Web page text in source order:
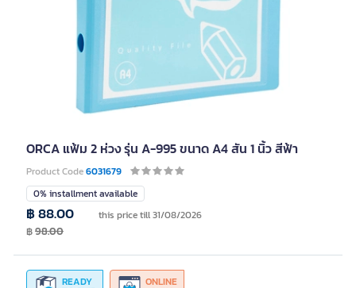
ORCA แฟ้ม 2 ห่วง รุ่น A-995 ขนาด A4 สัน 1 นิ้ว สีฟ้า
Product Code6031679
0% installment available
READY ONLINE
฿ 88.00 this price till 31/08/2026
฿98.00